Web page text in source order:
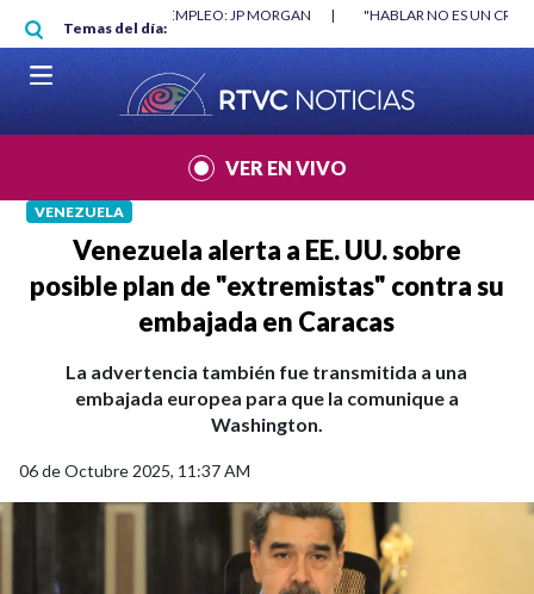
Pasar al contenido principal
Temas del día:
"HABLAR NO ES UN CRIMEN": CARTA DE BETO CORAL |
VER EN VIVO
VENEZUELA
Venezuela alerta a EE. UU. sobre
posible plan de "extremistas" contra su
embajada en Caracas
La advertencia también fue transmitida a una
embajada europea para que la comunique a
Washington.
06 de Octubre 2025, 11:37 AM